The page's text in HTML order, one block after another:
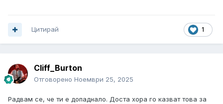
1
Цитирай
Cliff_Burton
Отговорено Ноември 25, 2025
Радвам се, че ти е допаднало. Доста хора го казват това за